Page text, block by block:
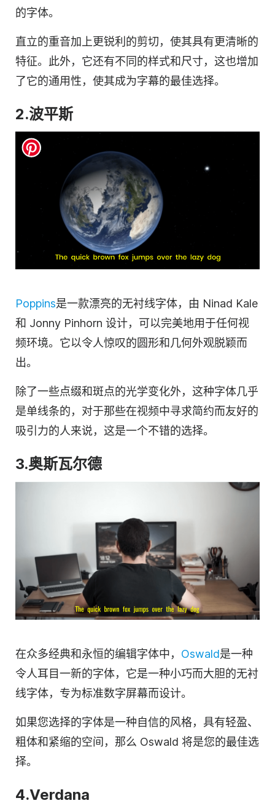
的字体。
直立的重音加上更锐利的剪切，使其具有更清晰的
特征。此外，它还有不同的样式和尺寸，这也增加
了它的通用性，使其成为字幕的最佳选择。
2.波平斯
Poppins是一款漂亮的无衬线字体，由 Ninad Kale
和 Jonny Pinhorn 设计，可以完美地用于任何视
频环境。它以令人惊叹的圆形和几何外观脱颖而
出。
除了一些点缀和斑点的光学变化外，这种字体几乎
是单线条的，对于那些在视频中寻求简约而友好的
吸引力的人来说，这是一个不错的选择。
3.奥斯瓦尔德
在众多经典和永恒的编辑字体中， Oswald是一种
令人耳目一新的字体，它是一种小巧而大胆的无衬
线字体，专为标准数字屏幕而设计。
如果您选择的字体是一种自信的风格，具有轻盈、
粗体和紧缩的空间，那么 Oswald 将是您的最佳选
择。
4.Verdana